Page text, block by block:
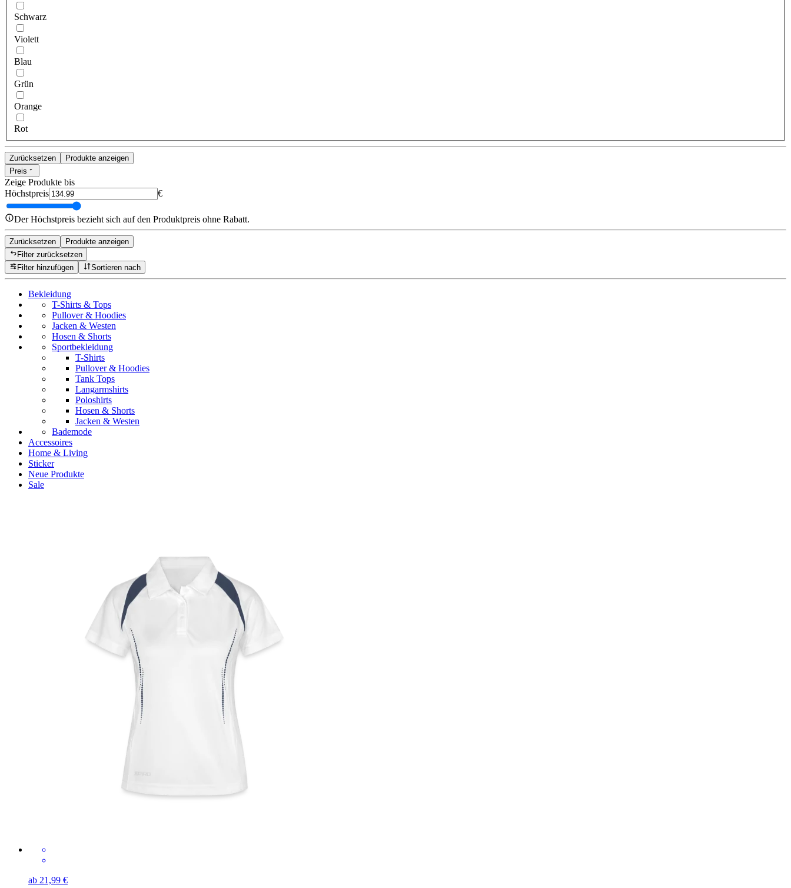
Schwarz
Violett
Blau
Grün
Orange
Rot
Zurücksetzen
Produkte anzeigen
Preis
Zeige Produkte bis
Höchstpreis
€
Der Höchstpreis bezieht sich auf den Produktpreis ohne Rabatt.
Zurücksetzen
Produkte anzeigen
Filter zurücksetzen
Filter hinzufügen
Sortieren nach
Bekleidung
T-Shirts & Tops
Pullover & Hoodies
Jacken & Westen
Hosen & Shorts
Sportbekleidung
T-Shirts
Pullover & Hoodies
Tank Tops
Langarmshirts
Poloshirts
Hosen & Shorts
Jacken & Westen
Bademode
Accessoires
Home & Living
Sticker
Neue Produkte
Sale
ab 21,99 €